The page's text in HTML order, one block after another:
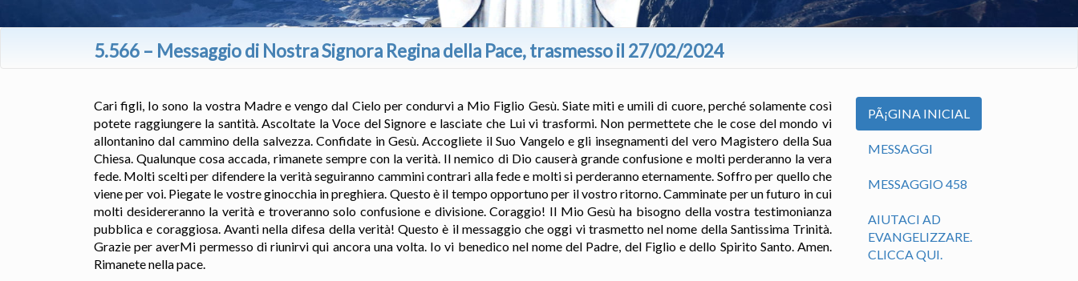
5.566 – Messaggio di Nostra Signora Regina della Pace, trasmesso il 27/02/2024
Cari figli, Io sono la vostra Madre e vengo dal Cielo per condurvi a Mio Figlio Gesù. Siate miti e umili di cuore, perché solamente così
potete raggiungere la santità. Ascoltate la Voce del Signore e lasciate che Lui vi trasformi. Non permettete che le cose del mondo vi
allontanino dal cammino della salvezza. Confidate in Gesù. Accogliete il Suo Vangelo e gli insegnamenti del vero Magistero della Sua
Chiesa. Qualunque cosa accada, rimanete sempre con la verità. Il nemico di Dio causerà grande confusione e molti perderanno la vera
fede. Molti scelti per difendere la verità seguiranno cammini contrari alla fede e molti si perderanno eternamente. Soffro per quello che
viene per voi. Piegate le vostre ginocchia in preghiera. Questo è il tempo opportuno per il vostro ritorno. Camminate per un futuro in cui
molti desidereranno la verità e troveranno solo confusione e divisione. Coraggio! Il Mio Gesù ha bisogno della vostra testimonianza
pubblica e coraggiosa. Avanti nella difesa della verità! Questo è il messaggio che oggi vi trasmetto nel nome della Santissima Trinità.
Grazie per averMi permesso di riunirvi qui ancora una volta. Io vi benedico nel nome del Padre, del Figlio e dello Spirito Santo. Amen.
Rimanete nella pace.
PÃ¡GINA INICIAL
MESSAGGI
MESSAGGIO 458
AIUTACI AD
EVANGELIZZARE.
CLICCA QUI.